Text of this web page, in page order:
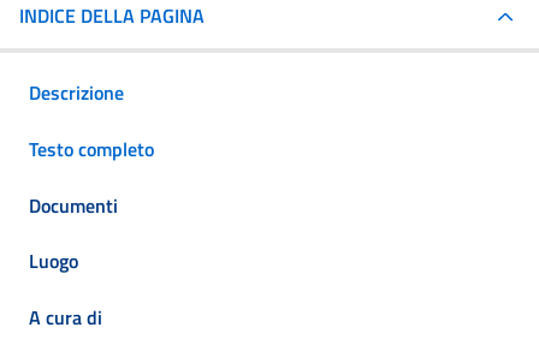
INDICE DELLA PAGINA
Descrizione
Testo completo
Documenti
Luogo
A cura di